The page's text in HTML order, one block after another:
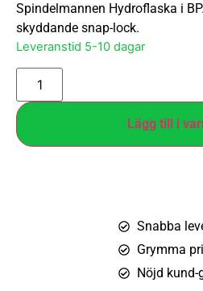
Spindelmannen Hydroflaska i
skyddande snap-lock.
Leveranstid 5-10 dagar
Lägg till i
Snabba
Grymma
Nöjd kund-